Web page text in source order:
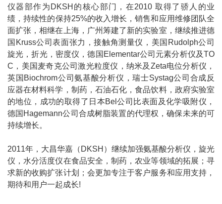
仪器部作为DKSH的核心部门，在2010 取得了骄人的业
绩，持续性的保持25%的收入增长，销售和应用维修团队全
面扩张，相继在上海，广州筹建了新的实验室，继续推进德
国Kruss公司表面张力，接触角测量仪，美国Rudolph公司
旋光，折光，密度仪，德国Elementar公司元素分析仪及TO
C，美国麦奇克公司激光粒度仪，纳米及Zeta电位分析仪，
英国Biochrom公司氨基酸分析仪，瑞士Systag公司合成反
应器在材料科学，制药，石油石化，食品饮料，政府实验室
的地位，成功的取得了日本Bel公司比表面及化学吸附仪，
德国Hagemann公司合成树脂装置的代理权，确保未来的可
持续增长。
2011年，大昌华嘉（DKSH）继续加强氨基酸分析仪，旋光
仪，水分活度仪在食品安全，制药，农业等领域的拓展；寻
求新的收购扩张计划；会更加专注于客户服务和应用支持，
期待和用户一起成长!